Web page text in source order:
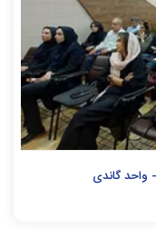
واحد گاندی